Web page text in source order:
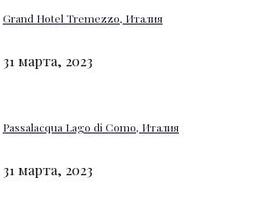
Grand Hotel Tremezzo, Италия
31 марта, 2023
Passalacqua Lago di Como, Италия
31 марта, 2023